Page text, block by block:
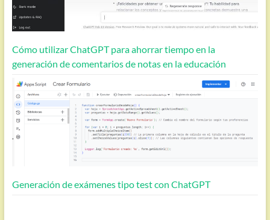
Cómo utilizar ChatGPT para ahorrar tiempo en la
generación de comentarios de notas en la educación
Generación de exámenes tipo test con ChatGPT